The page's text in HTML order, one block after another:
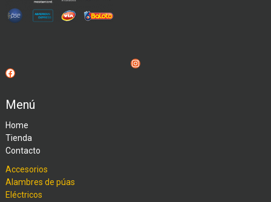
Instagram
Facebook
Menú
Home
Tienda
Contacto
Accesorios
Alambres de púas
Eléctricos